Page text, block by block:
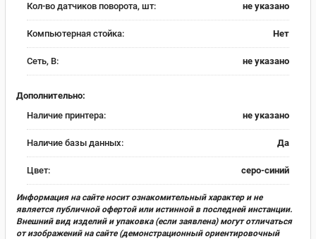
Кол-во датчиков поворота, шт: не указано
Компьютерная стойка: Нет
Сеть, В: не указано
Дополнительно:
Наличие принтера:
не указано
Наличие базы данных: Да
Цвет: серо-синий
Информация на сайте носит ознакомительный характер и не
является публичной офертой или истинной в последней инстанции.
Внешний вид изделий и упаковка (если заявлена) могут отличаться
от изображений на сайте (демонстрационный ориентировочный